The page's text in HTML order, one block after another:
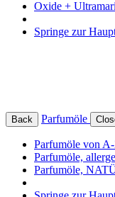
Oxide +
Springe zur
Back Parfumöle
Parfumöle von
Parfumöle,
Parfumöle,